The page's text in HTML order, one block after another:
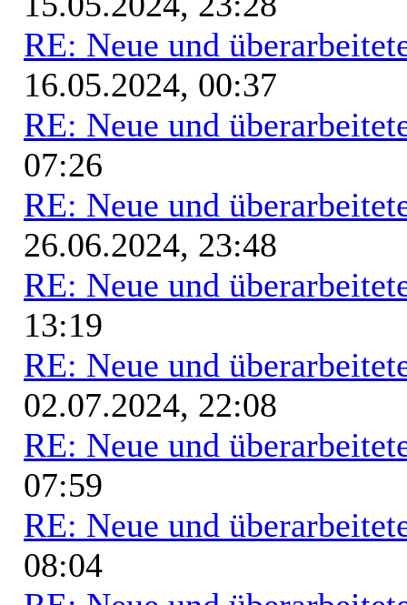
RE: Neue und
16.05.2024, 00:37
RE: Neue und
07:26
RE: Neue und
26.06.2024, 23:48
RE: Neue und
13:19
RE: Neue und
02.07.2024, 22:08
RE: Neue und
07:59
RE: Neue und
08:04